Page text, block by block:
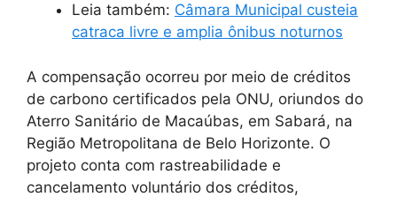
Leia também: Câmara Municipal custeia
catraca livre e amplia ônibus noturnos
A compensação ocorreu por meio de créditos
de carbono certificados pela ONU, oriundos do
Aterro Sanitário de Macaúbas, em Sabará, na
Região Metropolitana de Belo Horizonte. O
projeto conta com rastreabilidade e
cancelamento voluntário dos créditos,